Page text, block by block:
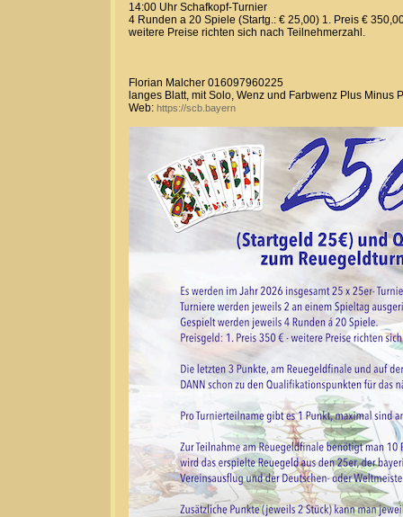
14:00 Uhr Schafkopf-Turnier
4 Runden a 20 Spiele (Startg.: € 25,00) 1. Preis €
weitere Preise richten sich nach Teilnehmerzahl.
Florian Malcher 016097960225
langes Blatt, mit Solo, Wenz und Farbwenz Plus Minus
Web: https://scb.bayern